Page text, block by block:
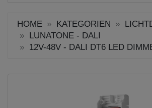
HOME KATEGORIEN
LUNATONE - DALI
12V-48V - DALI DT6 LED